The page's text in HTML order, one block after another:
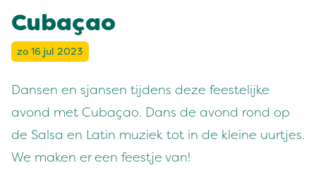
Cubaçao
zo 16 jul 2023
Dansen en sjansen tijdens deze feestelijke
avond met Cubaçao. Dans de avond rond op
de Salsa en Latin muziek tot in de kleine uurtjes.
We maken er een feestje van!